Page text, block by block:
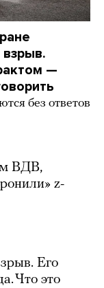
—
без ответов
ВДВ,
z-
Его
Что это